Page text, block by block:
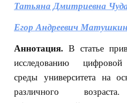
Татьяна Дмитриевна
Егор Андреевич Матушкин
Аннотация. В статье
исследованию цифровой
среды университета на
различного